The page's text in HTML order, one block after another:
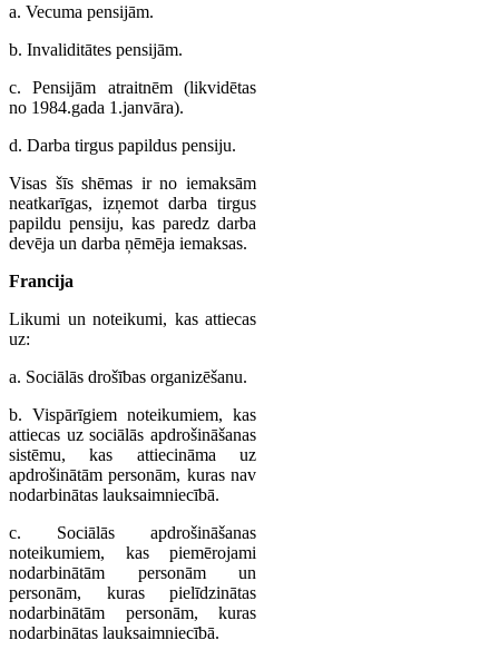
a. Vecuma pensijām.
b. Invaliditātes pensijām.
c. Pensijām atraitnēm (likvidētas
no 1984.gada 1.janvāra).
d. Darba tirgus papildus pensiju.
Visas šīs shēmas ir no iemaksām
neatkarīgas, izņemot darba tirgus
papildu pensiju, kas paredz darba
devēja un darba ņēmēja iemaksas.
Francija
Likumi un noteikumi, kas attiecas
uz:
a. Sociālās drošības organizēšanu.
b. Vispārīgiem noteikumiem, kas
attiecas uz sociālās apdrošināšanas
sistēmu, kas attiecināma uz
apdrošinātām personām, kuras nav
nodarbinātas lauksaimniecībā.
c. Sociālās apdrošināšanas
noteikumiem, kas piemērojami
nodarbinātām personām un
personām, kuras pielīdzinātas
nodarbinātām personām, kuras
nodarbinātas lauksaimniecībā.